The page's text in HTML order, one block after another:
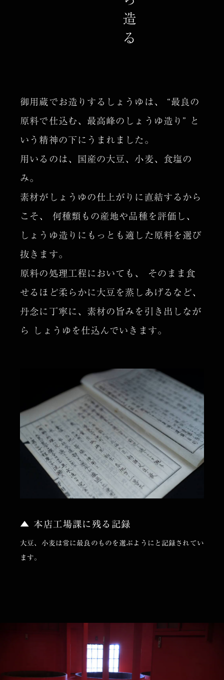
御用蔵でお造りするしょうゆは、 “最良の
原料で仕込む、最高峰のしょうゆ造り” と
いう精神の下にうまれました。
用いるのは、国産の大豆、小麦、食塩の
み。
素材がしょうゆの仕上がりに直結するから
こそ、 何種類もの産地や品種を評価し、
しょうゆ造りにもっとも適した原料を選び
抜きます。
原料の処理工程においても、 そのまま食
せるほど柔らかに大豆を蒸しあげるなど、
丹念に丁寧に、素材の旨みを引き出しなが
ら しょうゆを仕込んでいきます。
▲ 本店工場課に残る記録
大豆、小麦は常に最良のものを選ぶようにと記録されてい
ます。